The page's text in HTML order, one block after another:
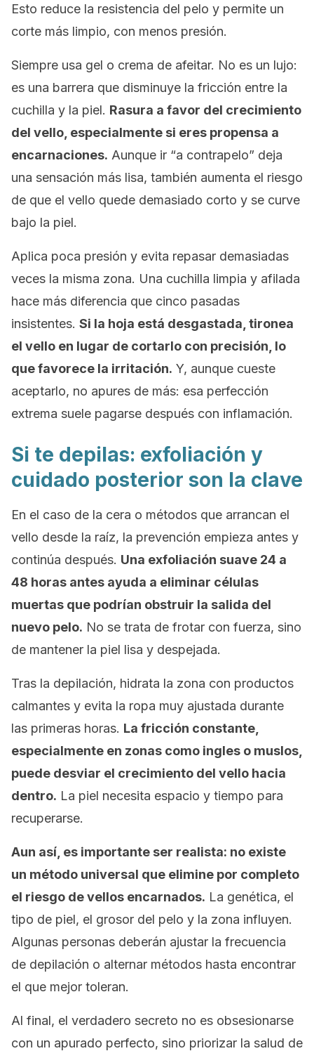
Esto reduce la resistencia del pelo y permite un
corte más limpio, con menos presión.
Siempre usa gel o crema de afeitar. No es un lujo:
es una barrera que disminuye la fricción entre la
cuchilla y la piel. Rasura a favor del crecimiento
del vello, especialmente si eres propensa a
encarnaciones. Aunque ir “a contrapelo” deja
una sensación más lisa, también aumenta el riesgo
de que el vello quede demasiado corto y se curve
bajo la piel.
Aplica poca presión y evita repasar demasiadas
veces la misma zona. Una cuchilla limpia y afilada
hace más diferencia que cinco pasadas
insistentes. Si la hoja está desgastada, tironea
el vello en lugar de cortarlo con precisión, lo
que favorece la irritación. Y, aunque cueste
aceptarlo, no apures de más: esa perfección
extrema suele pagarse después con inflamación.
Si te depilas: exfoliación y
cuidado posterior son la clave
En el caso de la cera o métodos que arrancan el
vello desde la raíz, la prevención empieza antes y
continúa después. Una exfoliación suave 24 a
48 horas antes ayuda a eliminar células
muertas que podrían obstruir la salida del
nuevo pelo. No se trata de frotar con fuerza, sino
de mantener la piel lisa y despejada.
Tras la depilación, hidrata la zona con productos
calmantes y evita la ropa muy ajustada durante
las primeras horas. La fricción constante,
especialmente en zonas como ingles o muslos,
puede desviar el crecimiento del vello hacia
dentro. La piel necesita espacio y tiempo para
recuperarse.
Aun así, es importante ser realista: no existe
un método universal que elimine por completo
el riesgo de vellos encarnados. La genética, el
tipo de piel, el grosor del pelo y la zona influyen.
Algunas personas deberán ajustar la frecuencia
de depilación o alternar métodos hasta encontrar
el que mejor toleran.
Al final, el verdadero secreto no es obsesionarse
con un apurado perfecto, sino priorizar la salud de